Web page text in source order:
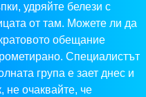
удряйте белези с
от там. Можете ли да
обещание
Специалистът
група е зает днес и
не очаквайте, че